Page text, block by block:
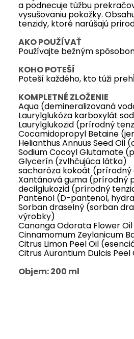
a podnecuje túžbu
vysušovaniu pokožky.
tenzidy, ktoré narúšajú
AKO POUŽÍVAŤ
Používajte bežným
KOHO POTEŠÍ
Poteší každého, kto túži
KOMPLETNÉ ZLOŽENIE
Aqua (demineralizovaná
Laurylglukóza karboxylát
Laurylglukozid (prírodný
Cocamidopropyl Betaine
Helianthus Annuus Seed Oil
Sodium Cocoyl Glutamate
Glycerín (zvlhčujúca látka)
sacharóza kokoát
Xantánová guma (prírodný
decilglukozid (prírodný
Pantenol (D-pantenol,
Sorban draselný (sorban
výrobky)
Cananga Odorata Flower
Cinnamomum Zeylanicum
Citrus Limon Peel Oil
Citrus Aurantium Dulcis
Objem: 200 ml